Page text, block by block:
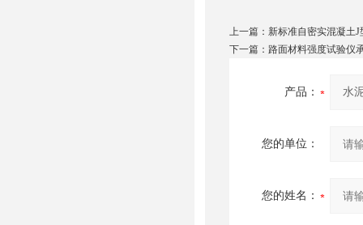
上一篇： 新标准自密实混凝土
下一篇： 路面材料强度试验仪
产品：
您的单位：
您的姓名：